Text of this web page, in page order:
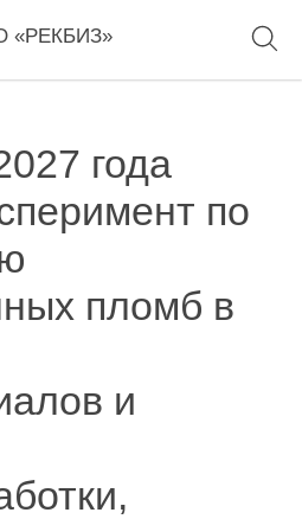
«РЕКБИЗ»
года
по
пломб в
и